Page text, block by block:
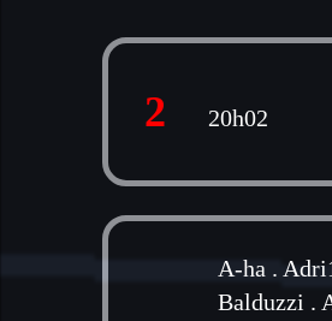
2 20h02
A-ha .
Balduzzi .